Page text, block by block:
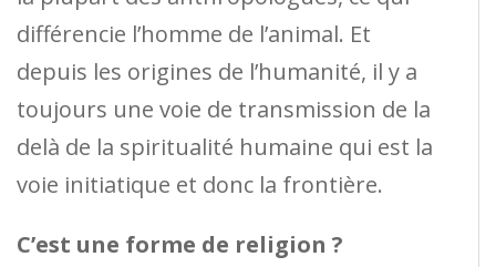
différencie l’homme de l’animal. Et
depuis les origines de l’humanité, il y a
toujours une voie de transmission de la
delà de la spiritualité humaine qui est la
voie initiatique et donc la frontière.
C’est une forme de religion ?